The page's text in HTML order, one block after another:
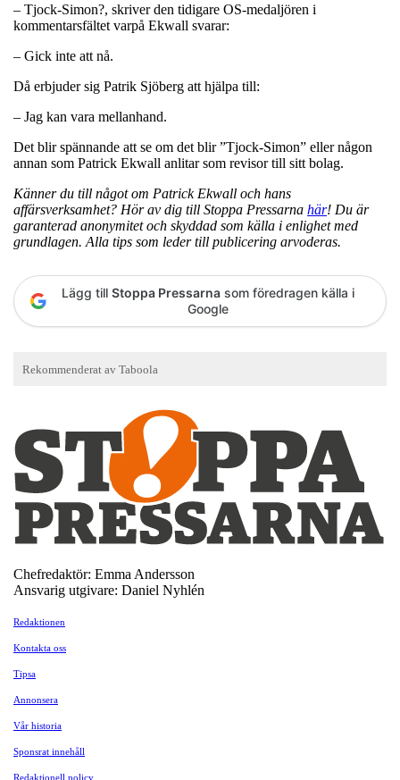
– Tjock-Simon?, skriver den tidigare OS-medaljören i
kommentarsfältet varpå Ekwall svarar:
– Gick inte att nå.
Då erbjuder sig Patrik Sjöberg att hjälpa till:
– Jag kan vara mellanhand.
Det blir spännande att se om det blir ”Tjock-Simon” eller någon
annan som Patrick Ekwall anlitar som revisor till sitt bolag.
Känner du till något om Patrick Ekwall och hans
affärsverksamhet? Hör av dig till Stoppa Pressarna här! Du är
garanterad anonymitet och skyddad som källa i enlighet med
grundlagen. Alla tips som leder till publicering arvoderas.
Lägg till Stoppa Pressarna som föredragen källa i
Google
Chefredaktör: Emma Andersson
Ansvarig utgivare: Daniel Nyhlén
Redaktionen
Kontakta oss
Tipsa
Annonsera
Vår historia
Sponsrat innehåll
Redaktionell policy